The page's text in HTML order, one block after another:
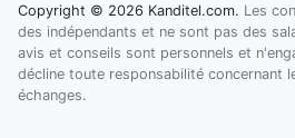
Copyright © 2026 Kanditel.com. Les
des indépendants et ne sont pas des
avis et conseils sont personnels et
décline toute responsabilité concernant
échanges.